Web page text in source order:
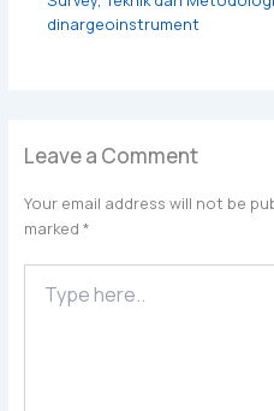
dinargeoinstrument
Leave a Comment
Your email address will not be
marked *
here..